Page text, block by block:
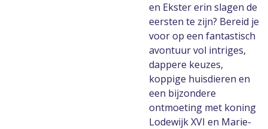
en Ekster erin slagen de
eersten te zijn? Bereid je
voor op een fantastisch
avontuur vol intriges,
dappere keuzes,
koppige huisdieren en
een bijzondere
ontmoeting met koning
Lodewijk XVI en Marie-